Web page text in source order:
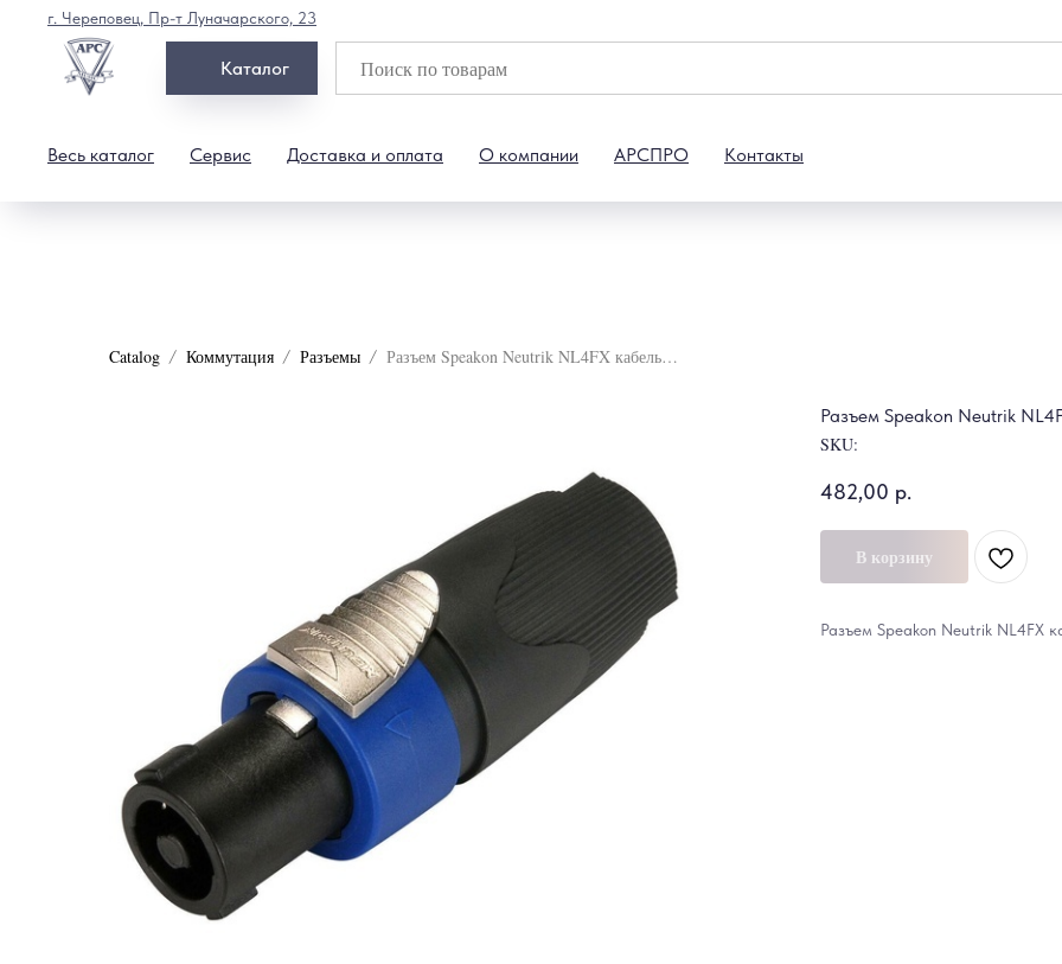
Каталог
Весь каталог Сервис Доставка и оплата О компании АРСПРО Контакты
г. Череповец, Пр-т Луначарского, 23
Catalog Коммутация Разъемы Разъем Speakon Neutrik NL4FX кабельный 4-х контактный
Разъем Speakon Neutrik
SKU:
482,00 р.
В корзину
Разъем Speakon Neutrik NL4FX